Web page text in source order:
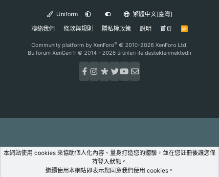
Uniform
繁體中文[臺灣]
聯絡我們
條款與規則 隱私權政策 說明 首頁
R
Community platform by XenForo® © 2010-2026 XenForo Ltd.
Bu forum XenGenTr © 2014 - 2026 ürünleri ile desteklenmektedir
本網站使用 cookies 來協助個人化內容、量身打造您的體驗，並在您註冊後讓您保
持登入狀態。
繼續使用本網站即表示您同意我們使用 cookies。